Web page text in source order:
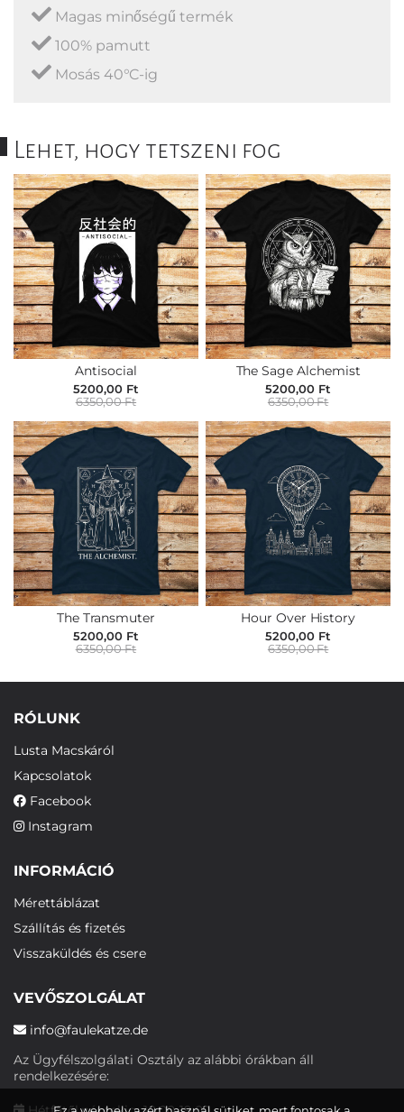
Magas minőségű termék
100% pamutt
Mosás 40°C-ig
Lehet, hogy tetszeni fog
Antisocial
5200,00 Ft
6350,00 Ft
The Sage Alchemist
5200,00 Ft
6350,00 Ft
The Transmuter
5200,00 Ft
6350,00 Ft
Hour Over History
5200,00 Ft
6350,00 Ft
RÓLUNK
Lusta Macskáról
Kapcsolatok
Facebook
Instagram
INFORMÁCIÓ
Mérettáblázat
Szállítás és fizetés
Visszaküldés és csere
VEVŐSZOLGÁLAT
info@faulekatze.de
Az Ügyfélszolgálati Osztály az alábbi órákban áll
rendelkezésére: